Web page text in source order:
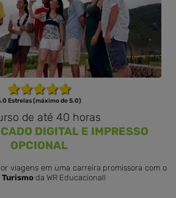
Estrelas (máximo de 5.0)
de até 40 horas
DIGITAL E IMPRESSO
OPCIONAL
viagens em uma carreira promissora com o
Turismo da WR Educacional!